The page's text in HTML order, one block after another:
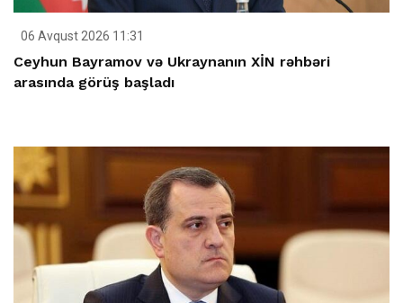
06 Avqust 2026 11:31
Ceyhun Bayramov və Ukraynanın XİN rəhbəri
arasında görüş başladı